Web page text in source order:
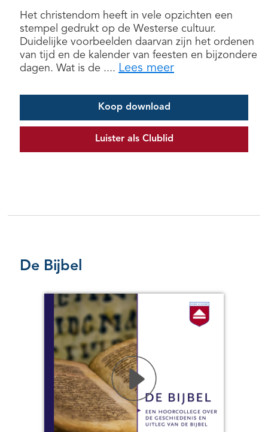
Het christendom heeft in vele opzichten een
stempel gedrukt op de Westerse cultuur.
Duidelijke voorbeelden daarvan zijn het ordenen
van tijd en de kalender van feesten en bijzondere
dagen. Wat is de .... Lees meer
Koop download
Luister als Clublid
De Bijbel